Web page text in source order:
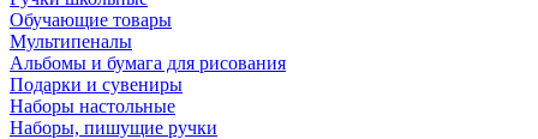
Обучающие товары
Мультипеналы
Альбомы и бумага для рисования
Подарки и сувениры
Наборы настольные
Наборы, пишущие ручки